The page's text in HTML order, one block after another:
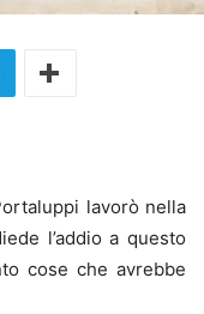
lavorò nella
l’addio a questo
cose che avrebbe